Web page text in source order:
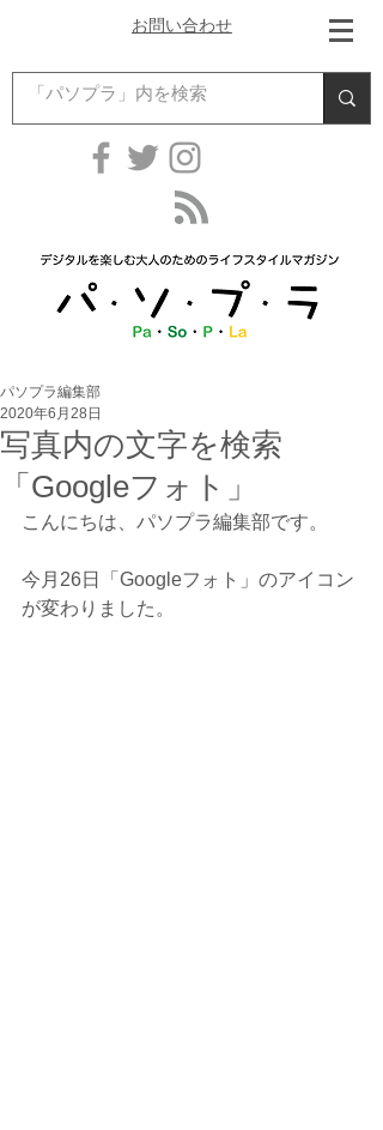
お問い合わせ
写真内の文字を検索
「Googleフォト」
パソプラ編集部
2020年6月28日
こんにちは、パソプラ編集部です。
今月26日「Googleフォト」のアイコン
が変わりました。